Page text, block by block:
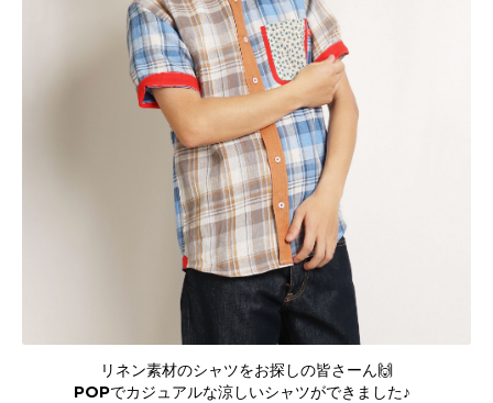
リネン素材のシャツをお探しの皆さーん🙌
POPでカジュアルな涼しいシャツができました♪